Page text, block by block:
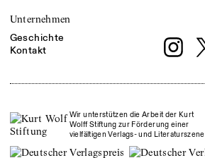
Unternehmen
Geschichte
Kontakt
Wir unterstützen die Arbeit der Kurt
Wolff Stiftung zur Förderung einer
vielfältigen Verlags- und Literaturszene